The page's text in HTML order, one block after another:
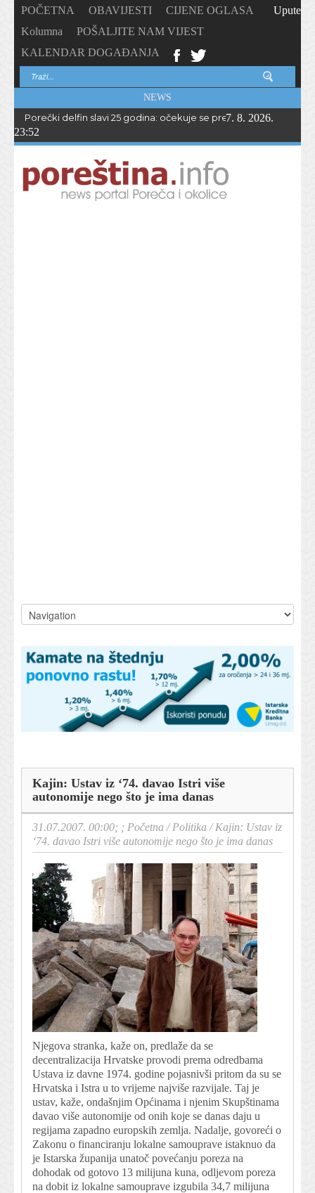
POČETNA OBAVIJESTI
CIJENE OGLASA
Kolumna
POŠALJITE NAM VIJEST
KALENDAR DOGAĐANJA
Upute
NEWS
Porečki delfin slavi 25 godina: očekuje se preko 1.700
7. 8. 2026.
23:52
Kajin: Ustav iz ‘74. davao Istri više
autonomije nego što je ima danas
31.07.2007. 00:00; ; Početna /Politika /Kajin: Ustav iz
‘74. davao Istri više autonomije nego što je ima danas
Njegova stranka, kaže on, predlaže da se
decentralizacija Hrvatske provodi prema odredbama
Ustava iz davne 1974. godine pojasnivši pritom da su se
Hrvatska i Istra u to vrijeme najviše razvijale. Taj je
ustav, kaže, ondašnjim Općinama i njenim Skupštinama
davao više autonomije od onih koje se danas daju u
regijama zapadno europskih zemlja. Nadalje, govoreći o
Zakonu o financiranju lokalne samouprave istaknuo da
je Istarska županija unatoč povećanju poreza na
dohodak od gotovo 13 milijuna kuna, odljevom poreza
na dobit iz lokalne samouprave izgubila 34,7 milijuna